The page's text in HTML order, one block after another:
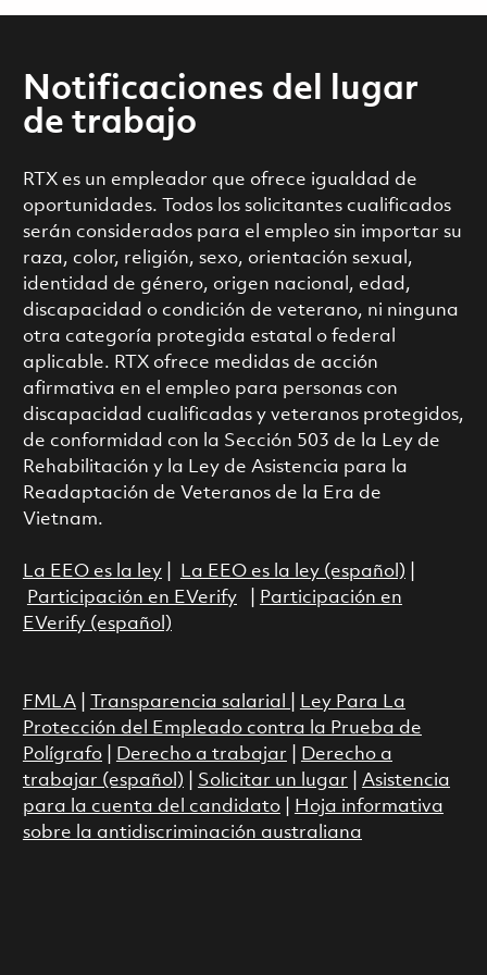
Notificaciones del lugar
de trabajo
RTX es un empleador que ofrece igualdad de
oportunidades. Todos los solicitantes cualificados
serán considerados para el empleo sin importar su
raza, color, religión, sexo, orientación sexual,
identidad de género, origen nacional, edad,
discapacidad o condición de veterano, ni ninguna
otra categoría protegida estatal o federal
aplicable. RTX ofrece medidas de acción
afirmativa en el empleo para personas con
discapacidad cualificadas y veteranos protegidos,
de conformidad con la Sección 503 de la Ley de
Rehabilitación y la Ley de Asistencia para la
Readaptación de Veteranos de la Era de
Vietnam.
La EEO es la ley| La EEO es la ley (español)
Participación en EVerify|
Participación en
EVerify (español)
FMLA| Transparencia salarial
Ley Para La
Protección del Empleado contra la Prueba de
Polígrafo| Derecho a trabajar
Derecho a
trabajar (español)
Solicitar un lugar
Asistencia
para la cuenta del candidato|
Hoja informativa
sobre la antidiscriminación australiana